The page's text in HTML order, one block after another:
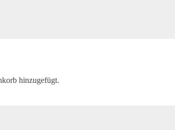
hinzugefügt.